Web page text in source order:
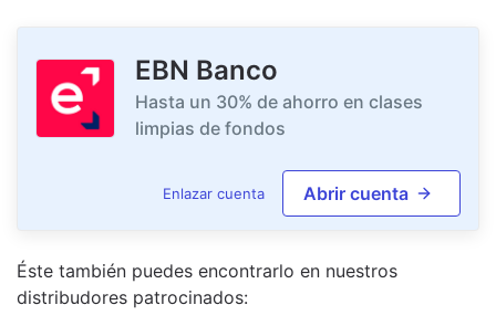
EBN Banco
Hasta un 30% de ahorro en clases
limpias de fondos
Enlazar cuenta Abrir cuenta
Éste también puedes encontrarlo en nuestros
distribudores patrocinados: